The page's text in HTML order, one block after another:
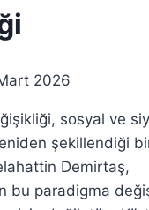
2026
sosyal ve
şekillendiği
Demirtaş,
bu paradigma